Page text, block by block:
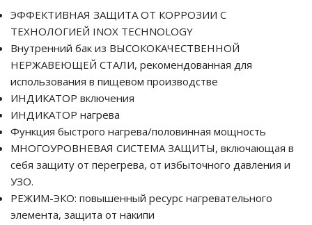
ЭФФЕКТИВНАЯ ЗАЩИТА ОТ КОРРОЗИИ С
ТЕХНОЛОГИЕЙ INOX TECHNOLOGY
Внутренний бак из ВЫСОКОКАЧЕСТВЕННОЙ
НЕРЖАВЕЮЩЕЙ СТАЛИ, рекомендованная для
использования в пищевом производстве
ИНДИКАТОР включения
ИНДИКАТОР нагрева
Функция быстрого нагрева/половинная мощность
МНОГОУРОВНЕВАЯ СИСТЕМА ЗАЩИТЫ, включающая в
себя защиту от перегрева, от избыточного давления и
УЗО.
РЕЖИМ-ЭКО: повышенный ресурс нагревательного
элемента, защита от накипи